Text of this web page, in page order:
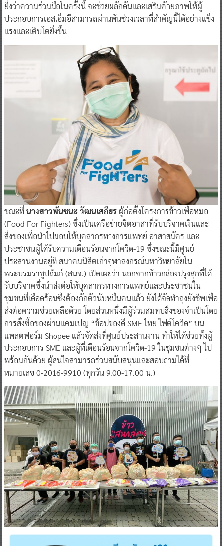
ยิ่งว่าความร่วมมือในครั้งนี้ จะช่วยผลักดันและเสริมศักยภาพให้ผู้
ประกอบการเอสเอ็มอีสามารถผ่านพ้นช่วงเวลาที่สำคัญนี้ได้อย่างแข็ง
แรงและเติบโตยิ่งขึ้น
ขณะที่นางสาวพันชนะ วัฒนเสถียรผู้ก่อตั้งโครงการข้าวเพื่อหมอ
(Food For Fighters) ซึ่งเป็นเครือข่ายจิตอาสาที่รับบริจาคเงินและ
สิ่งของเพื่อนำไปมอบให้บุคลากรทางการแพทย์ อาสาสมัคร และ
ประชาชนผู้ได้รับความเดือนร้อนจากโควิด-19 ซึ่งขณะนี้มีศูนย์
ประสานงานอยู่ที่ สมาคมนิสิตเก่าจุฬาลงกรณ์มหาวิทยาลัยใน
พระบรมราชูปถัมภ์ (สนจ.) เปิดเผยว่า นอกจากข้าวกล่องปรุงสุกที่ได้
รับบริจาคซึ่งนำส่งต่อให้บุคลากรทางการแพทย์และประชาชนใน
ชุมชนที่เดือดร้อนซึ่งต้องกักตัวนับหมื่นคนแล้ว ยังได้จัดทำถุงยังชีพเพื่อ
ส่งต่อความช่วยเหลือด้วย โดยส่วนหนึ่งมีผู้ร่วมสมทบสิ่งของจำเป็นโดย
การสั่งซื้อของผ่านแคมเปญ “ช้อปของดี SME ไทย ไฟต์โควิด” บน
แพลตฟอร์ม Shopee แล้วจัดส่งที่ศูนย์ประสานงาน ทำให้ได้ช่วยทั้งผู้
ประกอบการ SME และผู้ที่เดือนร้อนจากโควิด-19 ในชุมชนต่างๆ ไป
พร้อมกันด้วย ผู้สนใจสามารถร่วมสนับสนุนและสอบถามได้ที่
หมายเลข 0-2016-9910 (ทุกวัน 9.00-17.00 น.)